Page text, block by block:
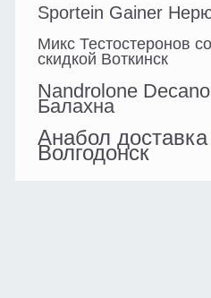
Sportein Gainer
Микс Тестостеронов со
скидкой Воткинск
Nandrolone
Балахна
Анабол доставка
Волгодонск